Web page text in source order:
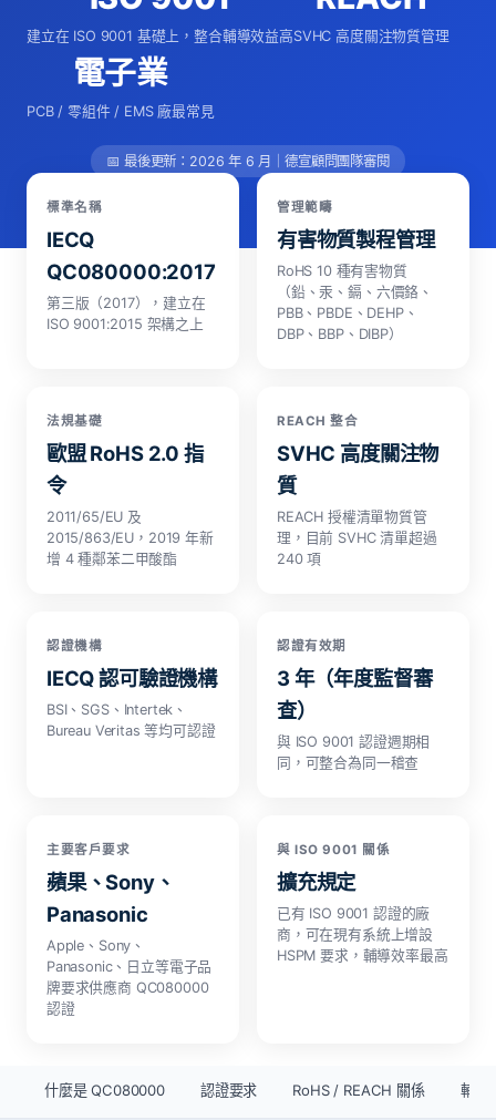
建立在 ISO 9001 基礎上，整合輔導效益高SVHC 高度關注物質管理
電子業
PCB / 零組件 / EMS 廠最常見
📅 最後更新：2026 年 6 月｜德宣顧問團隊審閱
標準名稱
IECQ
QC080000:2017
第三版（2017），建立在
ISO 9001:2015 架構之上
管理範疇
有害物質製程管理
RoHS 10 種有害物質
（鉛、汞、鎘、六價鉻、
PBB、PBDE、DEHP、
DBP、BBP、DIBP）
法規基礎
歐盟 RoHS 2.0 指
令
2011/65/EU 及
2015/863/EU，2019 年新
增 4 種鄰苯二甲酸酯
REACH 整合
SVHC 高度關注物
質
REACH 授權清單物質管
理，目前 SVHC 清單超過
240 項
認證機構
IECQ 認可驗證機構
BSI、SGS、Intertek、
Bureau Veritas 等均可認證
認證有效期
3 年（年度監督審
查）
與 ISO 9001 認證週期相
同，可整合為同一稽查
主要客戶要求
蘋果、Sony、
Panasonic
Apple、Sony、
Panasonic、日立等電子品
牌要求供應商 QC080000
認證
與 ISO 9001 關係
擴充規定
已有 ISO 9001 認證的廠
商，可在現有系統上增設
HSPM 要求，輔導效率最高
什麼是 QC080000 認證要求 RoHS / REACH 關係 輔導